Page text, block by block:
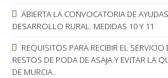
ABIERTA LA CONVOCATORIA DE
DESARROLLO RURAL. MEDIDAS 10 Y 11
REQUISITOS PARA RECIBIR EL
RESTOS DE PODA DE ASAJA Y EVITAR LA
DE MURCIA..